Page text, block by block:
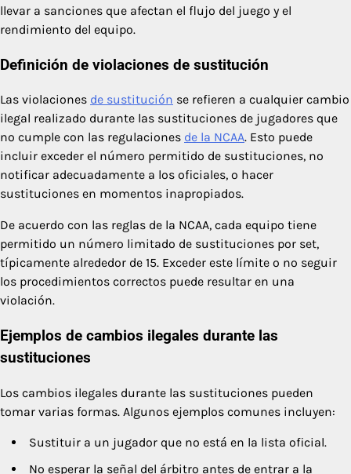
llevar a sanciones que afectan el flujo del juego y el
rendimiento del equipo.
Definición de violaciones de sustitución
Las violaciones de sustitución se refieren a cualquier cambio
ilegal realizado durante las sustituciones de jugadores que
no cumple con las regulaciones de la NCAA. Esto puede
incluir exceder el número permitido de sustituciones, no
notificar adecuadamente a los oficiales, o hacer
sustituciones en momentos inapropiados.
De acuerdo con las reglas de la NCAA, cada equipo tiene
permitido un número limitado de sustituciones por set,
típicamente alrededor de 15. Exceder este límite o no seguir
los procedimientos correctos puede resultar en una
violación.
Ejemplos de cambios ilegales durante las
sustituciones
Los cambios ilegales durante las sustituciones pueden
tomar varias formas. Algunos ejemplos comunes incluyen:
Sustituir a un jugador que no está en la lista oficial.
No esperar la señal del árbitro antes de entrar a la